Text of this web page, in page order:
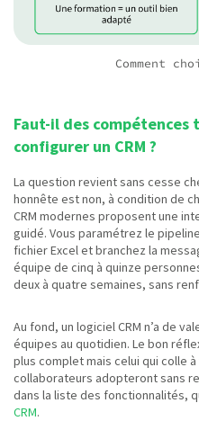
Comment
Faut-il des compétences
configurer un CRM ?
La question revient sans cesse
honnête est non, à condition de
CRM modernes proposent une
guidé. Vous paramétrez le
fichier Excel et branchez la
équipe de cinq à quinze
deux à quatre semaines, sans
Au fond, un logiciel CRM n’a de
équipes au quotidien. Le bon
plus complet mais celui qui colle
collaborateurs adopteront sans
dans la liste des fonctionnalités,
CRM.